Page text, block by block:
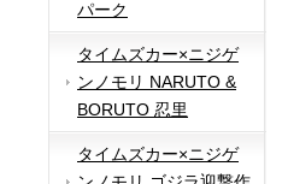
パーク
タイムズカー×ニジゲ
ンノモリ NARUTO &
BORUTO 忍里
タイムズカー×ニジゲ